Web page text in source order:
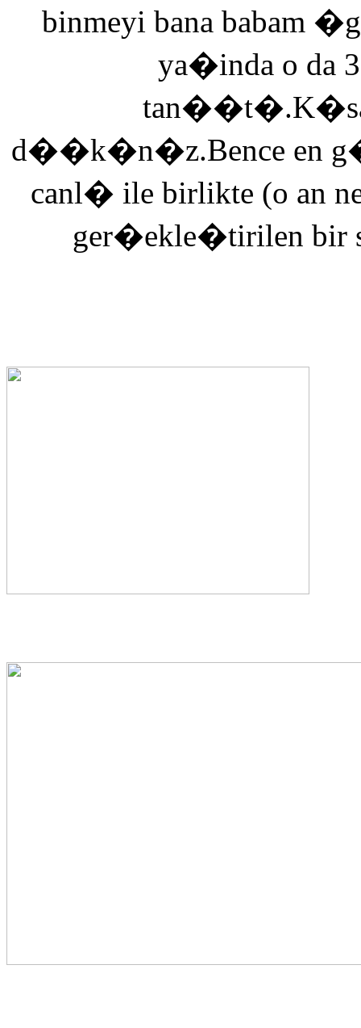
binmeyi bana babam
ya�inda o da
d��k�n�z.Bence en
canl� ile birlikte (o an
ger�ekle�tirilen bir